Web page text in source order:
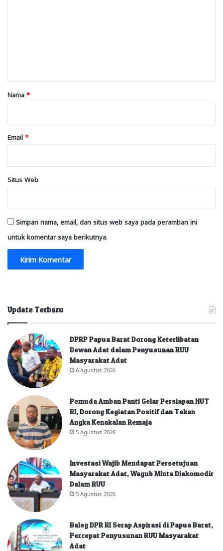
rNama *
Email *
Situs Web
Simpan nama, email, dan situs web saya pada peramban ini
untuk komentar saya berikutnya.
Update Terbaru
DPRP Papua Barat Dorong Keterlibatan
Dewan Adat dalam Penyusunan RUU
Masyarakat Adat
6 Agustus 2026
Pemuda Amban Panti Gelar Persiapan HUT
RI, Dorong Kegiatan Positif dan Tekan
Angka Kenakalan Remaja
5 Agustus 2026
Investasi Wajib Mendapat Persetujuan
Masyarakat Adat, Wagub Minta Diakomodir
Dalam RUU
5 Agustus 2026
Baleg DPR RI Serap Aspirasi di Papua Barat,
Percepat Penyusunan RUU Masyarakat
Adat